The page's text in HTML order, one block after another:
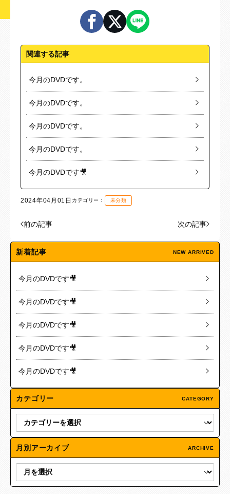
関連する記事
今月のDVDです。
今月のDVDです。
今月のDVDです。
今月のDVDです。
今月のDVDです🎥
2024年04月01日 カテゴリー： 未分類
前の記事 次の記事
新着記事 NEW ARRIVED
今月のDVDです🎥
今月のDVDです🎥
今月のDVDです🎥
今月のDVDです🎥
今月のDVDです🎥
カテゴリー CATEGORY
月別アーカイブ ARCHIVE